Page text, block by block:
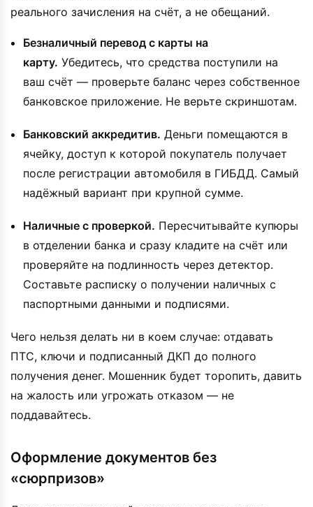
реального зачисления на счёт, а не обещаний.
Безналичный перевод с карты на
карту. Убедитесь, что средства поступили на
ваш счёт — проверьте баланс через собственное
банковское приложение. Не верьте скриншотам.
Банковский аккредитив. Деньги помещаются в
ячейку, доступ к которой покупатель получает
после регистрации автомобиля в ГИБДД. Самый
надёжный вариант при крупной сумме.
Наличные с проверкой. Пересчитывайте купюры
в отделении банка и сразу кладите на счёт или
проверяйте на подлинность через детектор.
Составьте расписку о получении наличных с
паспортными данными и подписями.
Чего нельзя делать ни в коем случае: отдавать
ПТС, ключи и подписанный ДКП до полного
получения денег. Мошенник будет торопить, давить
на жалость или угрожать отказом — не
поддавайтесь.
Оформление документов без
«сюрпризов»